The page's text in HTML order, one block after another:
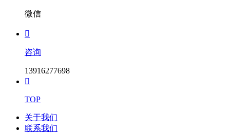
微信

咨询
13916277698

TOP
关于我们
联系我们